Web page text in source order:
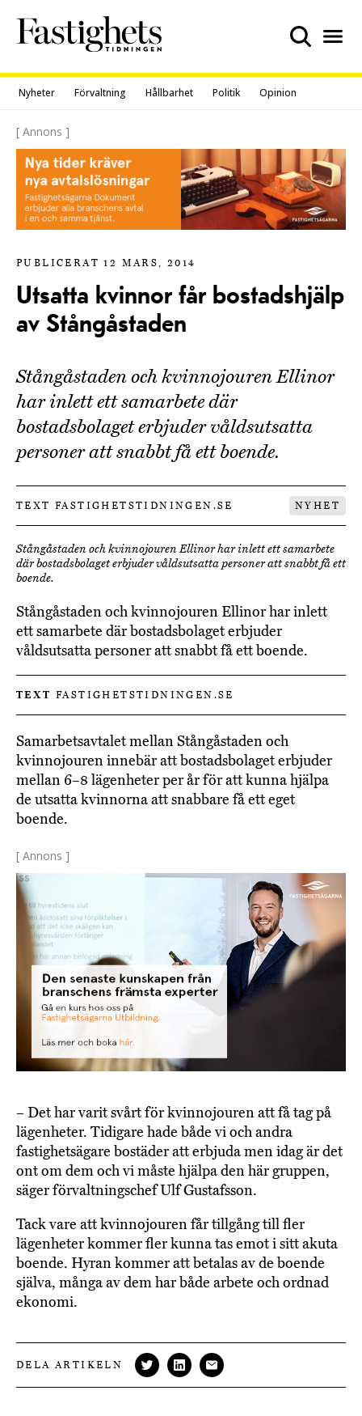
content
Nyheter Förvaltning Hållbarhet Politik Opinion
[ Annons ]
PUBLICERAT 12 MARS, 2014
Utsatta kvinnor får bostadshjälp
av Stångåstaden
Stångåstaden och kvinnojouren Ellinor
har inlett ett samarbete där
bostadsbolaget erbjuder våldsutsatta
personer att snabbt få ett boende.
TEXT FASTIGHETSTIDNINGEN.SE NYHET
Stångåstaden och kvinnojouren Ellinor har inlett ett samarbete
där bostadsbolaget erbjuder våldsutsatta personer att snabbt få ett
boende.
Stångåstaden och kvinnojouren Ellinor har inlett
ett samarbete där bostadsbolaget erbjuder
våldsutsatta personer att snabbt få ett boende.
TEXT FASTIGHETSTIDNINGEN.SE
Samarbetsavtalet mellan Stångåstaden och
kvinnojouren innebär att bostadsbolaget erbjuder
mellan 6–8 lägenheter per år för att kunna hjälpa
de utsatta kvinnorna att snabbare få ett eget
boende.
[ Annons ]
– Det har varit svårt för kvinnojouren att få tag på
lägenheter. Tidigare hade både vi och andra
fastighetsägare bostäder att erbjuda men idag är det
ont om dem och vi måste hjälpa den här gruppen,
säger förvaltningschef Ulf Gustafsson.
Tack vare att kvinnojouren får tillgång till fler
lägenheter kommer fler kunna tas emot i sitt akuta
boende. Hyran kommer att betalas av de boende
själva, många av dem har både arbete och ordnad
ekonomi.
DELA ARTIKELN